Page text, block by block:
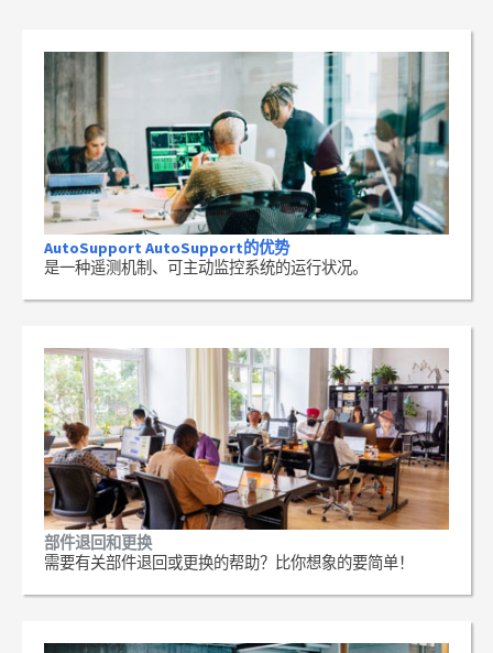
AutoSupport AutoSupport的优势
是一种遥测机制、可主动监控系统的运行状况。
部件退回和更换
需要有关部件退回或更换的帮助？比你想象的要简单！